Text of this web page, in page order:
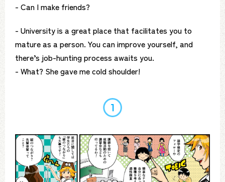
- Can I make friends?
- University is a great place that facilitates you to
mature as a person. You can improve yourself, and
there’s job-hunting process awaits you.
- What? She gave me cold shoulder!